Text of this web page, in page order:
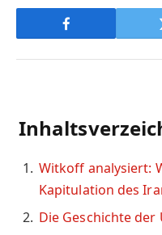
Witkoff analysiert:
Kapitulation des
Die Geschichte der